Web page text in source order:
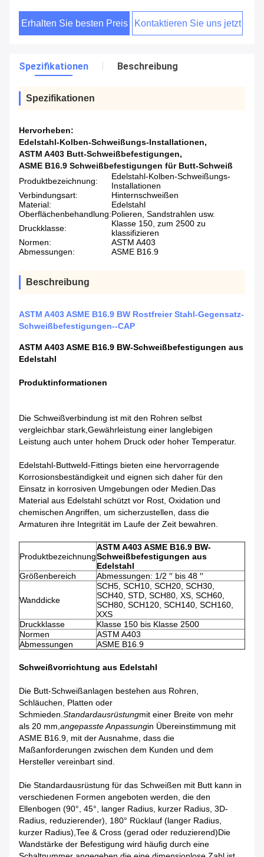
Erhalten Sie besten Preis Kontaktieren Sie uns jetzt
Spezifikationen Beschreibung
Spezifikationen
Hervorheben:
Edelstahl-Kolben-Schweißungs-Installationen,
ASTM A403 Butt-Schweißbefestigungen,
ASME B16.9 Schweißbefestigungen für Butt-Schweiß
Produktbezeichnung:
Edelstahl-Kolben-Schweißungs-
Installationen
Verbindungsart:
Hinternschweißen
Material:
Edelstahl
Oberflächenbehandlung:Polieren, Sandstrahlen usw.
Druckklasse:
Klasse 150, zum 2500 zu
klassifizieren
Normen:
ASTM A403
Abmessungen:
ASME B16.9
Beschreibung
ASTM A403 ASME B16.9 BW Rostfreier Stahl-Gegensatz-
Schweißbefestigungen--CAP
ASTM A403 ASME B16.9 BW-Schweißbefestigungen aus
Edelstahl
Produktinformationen
Die Schweißverbindung ist mit den Rohren selbst
vergleichbar stark,Gewährleistung einer langlebigen
Leistung auch unter hohem Druck oder hoher Temperatur.
Edelstahl-Buttweld-Fittings bieten eine hervorragende
Korrosionsbeständigkeit und eignen sich daher für den
Einsatz in korrosiven Umgebungen oder Medien.Das
Material aus Edelstahl schützt vor Rost, Oxidation und
chemischen Angriffen, um sicherzustellen, dass die
Armaturen ihre Integrität im Laufe der Zeit bewahren.
Produktbezeichnung
ASTM A403 ASME B16.9 BW-
Schweißbefestigungen aus
Edelstahl
Größenbereich
Abmessungen: 1/2 ′′ bis 48 ′′
Wanddicke
SCH5, SCH10, SCH20, SCH30,
SCH40, STD, SCH80, XS, SCH60,
SCH80, SCH120, SCH140, SCH160,
XXS
Druckklasse
Klasse 150 bis Klasse 2500
Normen
ASTM A403
Abmessungen
ASME B16.9
Schweißvorrichtung aus Edelstahl
Die Butt-Schweißanlagen bestehen aus Rohren,
Schläuchen, Platten oder
Schmieden.Standardausrüstungmit einer Breite von mehr
als 20 mm,angepasste Anpassungin Übereinstimmung mit
ASME B16.9, mit der Ausnahme, dass die
Maßanforderungen zwischen dem Kunden und dem
Hersteller vereinbart sind.
Die Standardausrüstung für das Schweißen mit Butt kann in
verschiedenen Formen angeboten werden, die den
Ellenbogen (90°, 45°, langer Radius, kurzer Radius, 3D-
Radius, reduzierender), 180° Rücklauf (langer Radius,
kurzer Radius),Tee & Cross (gerad oder reduzierend)Die
Wandstärke der Befestigung wird häufig durch eine